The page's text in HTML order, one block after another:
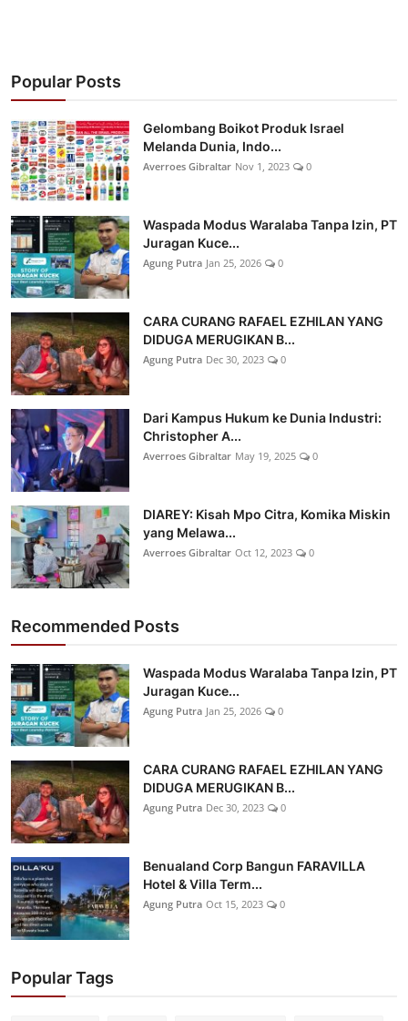
Popular Posts
Gelombang Boikot Produk Israel
Melanda Dunia, Indo...
Averroes Gibraltar Nov 1, 2023 0
Waspada Modus Waralaba Tanpa Izin, PT
Juragan Kuce...
Agung Putra Jan 25, 2026 0
CARA CURANG RAFAEL EZHILAN YANG
DIDUGA MERUGIKAN B...
Agung Putra Dec 30, 2023 0
Dari Kampus Hukum ke Dunia Industri:
Christopher A...
Averroes Gibraltar May 19, 2025 0
DIAREY: Kisah Mpo Citra, Komika Miskin
yang Melawa...
Averroes Gibraltar Oct 12, 2023 0
Recommended Posts
Waspada Modus Waralaba Tanpa Izin, PT
Juragan Kuce...
Agung Putra Jan 25, 2026 0
CARA CURANG RAFAEL EZHILAN YANG
DIDUGA MERUGIKAN B...
Agung Putra Dec 30, 2023 0
Benualand Corp Bangun FARAVILLA
Hotel & Villa Term...
Agung Putra Oct 15, 2023 0
Popular Tags